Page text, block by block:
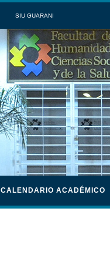
SIU GUARANI
CALENDARIO ACADÉMICO